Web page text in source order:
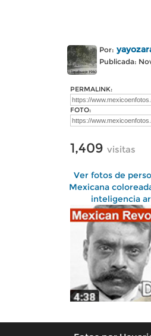
Por:
Publicada:
PERMALINK:
FOTO:
1,409 visitas
Ver fotos de
Mexicana
inteligencia